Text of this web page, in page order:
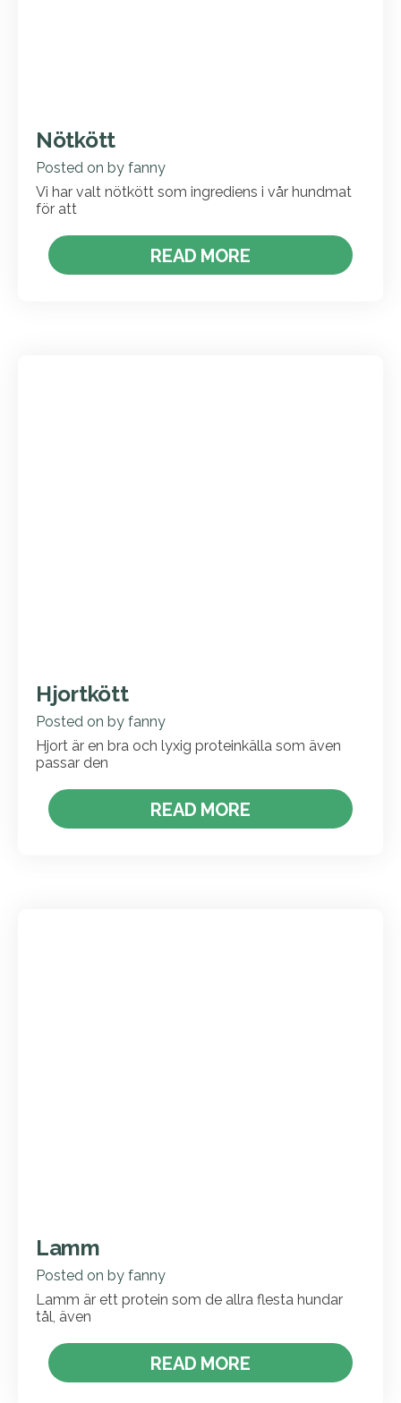
Nötkött
Posted on by fanny
Vi har valt nötkött som ingrediens i vår hundmat
för att
READ MORE
Hjortkött
Posted on by fanny
Hjort är en bra och lyxig proteinkälla som även
passar den
READ MORE
Lamm
Posted on by fanny
Lamm är ett protein som de allra flesta hundar
tål, även
READ MORE